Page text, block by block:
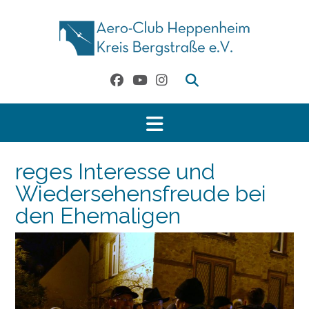
reges Interesse und
Wiedersehensfreude bei
den Ehemaligen